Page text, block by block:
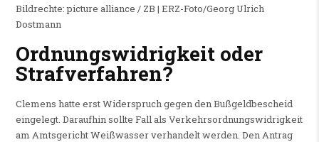
Bildrechte: picture alliance / ZB | ERZ-Foto/Georg Ulrich
Dostmann
Ordnungswidrigkeit oder
Strafverfahren?
Clemens hatte erst Widerspruch gegen den Bußgeldbescheid
eingelegt. Daraufhin sollte Fall als Verkehrsordnungswidrigkeit
am Amtsgericht Weißwasser verhandelt werden. Den Antrag